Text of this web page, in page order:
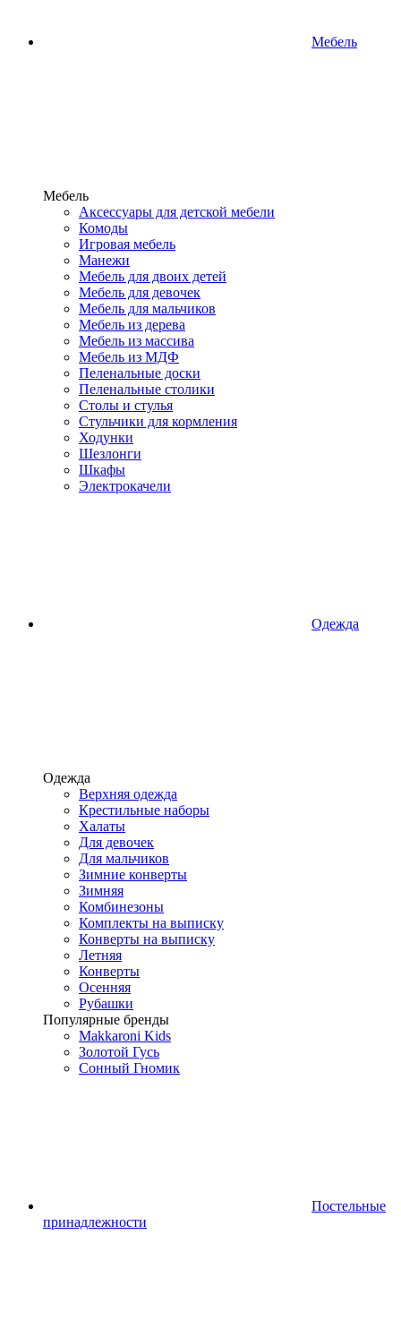
Мебель
Мебель
Аксессуары для детской мебели
Комоды
Игровая мебель
Манежи
Мебель для двоих детей
Мебель для девочек
Мебель для мальчиков
Мебель из дерева
Мебель из массива
Мебель из МДФ
Пеленальные доски
Пеленальные столики
Столы и стулья
Стульчики для кормления
Ходунки
Шезлонги
Шкафы
Электрокачели
Одежда
Одежда
Верхняя одежда
Крестильные наборы
Халаты
Для девочек
Для мальчиков
Зимние конверты
Зимняя
Комбинезоны
Комплекты на выписку
Конверты на выписку
Летняя
Конверты
Осенняя
Рубашки
Популярные бренды
Makkaroni Kids
Золотой Гусь
Сонный Гномик
Постельные
принадлежности